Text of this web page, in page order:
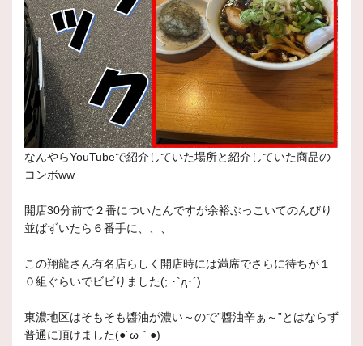
なんやらYouTubeで紹介していた場所と紹介していた商品の
コンボww
開店30分前で２番についたんですが余裕ぶっこいてのんびり
並ばずいたら６番手に、、、
この翔龍さん有名店らしく開店時には満席でさらに待ちが１
０組ぐらいでビビりました(; ･`д･´)
東濃地区はそもそも醬油が濃い～ので”醬油辛ぁ～”とはならず
普通に頂けました(●´ω｀●)